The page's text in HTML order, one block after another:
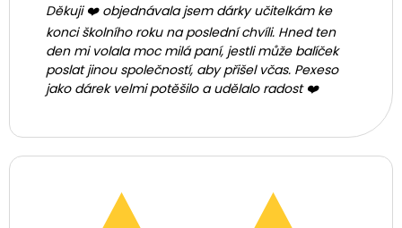
Děkuji ❤️ objednávala jsem dárky učitelkám ke
konci školního roku na poslední chvíli. Hned ten
den mi volala moc milá paní, jestli může balíček
poslat jinou společností, aby přišel včas. Pexeso
jako dárek velmi potěšilo a udělalo radost ❤️